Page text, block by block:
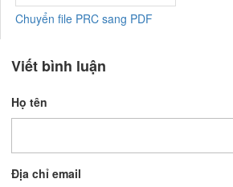
Chuyển file PRC sang PDF
Viết bình luận
Họ tên
Địa chỉ email